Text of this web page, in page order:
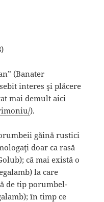
(Banater
interes şi plăcere
mai demult aici
).
găină rustici
doar ca rasă
că mai există o
la care
de tip porumbel-
în timp ce